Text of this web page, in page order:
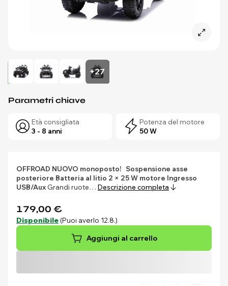
+27
Parametri chiave
Età consigliata
3 - 8 anni
Potenza del motore
50 W
OFFROAD NUOVO monoposto! Sospensione asse
posteriore Batteria al litio 2 × 25 W motore Ingresso
USB/AuxGrandi ruote… Descrizione completa
179,00 €
Disponibile (Puoi averlo 12.8.)
Aggiungi al carrello